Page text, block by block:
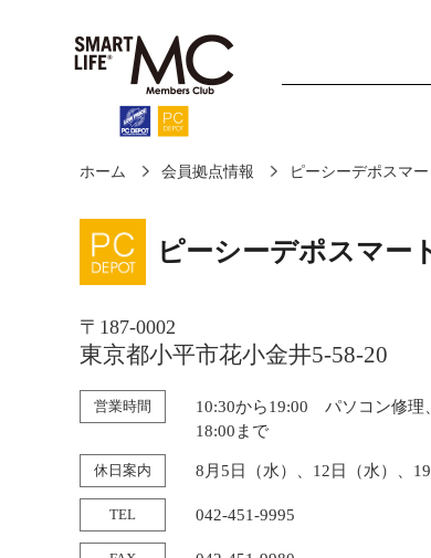
ホーム 診断・修理
ホーム 会員拠点情報 ピーシーデポスマ
ピーシーデポスマー
〒187-0002
東京都小平市花小金井5-58-20
営業時間
10:30から19:00 パソコン修理
18:00まで
休日案内 8月5日（水）、12日（水）、
TEL 042-451-9995